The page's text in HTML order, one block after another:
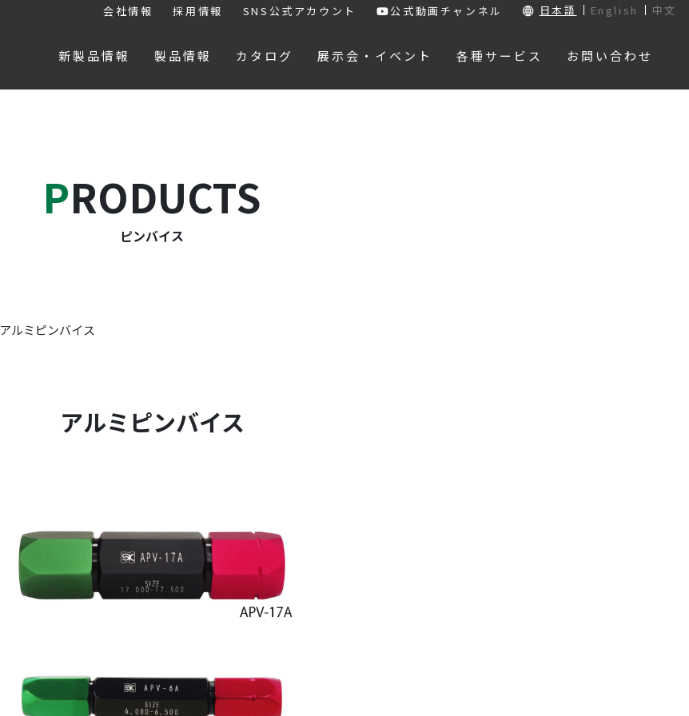
会社情報 採用情報 SNS公式アカウント 公式動画チャンネル 日本語 English 中文
新製品情報 製品情報 カタログ 展示会・イベント 各種サービス お問い合わせ
PRODUCTS
ピンバイス
アルミピンバイス
アルミピンバイス